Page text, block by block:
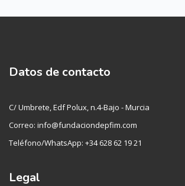
Datos de contacto
C/ Umbrete, Edf Polux, n.4-Bajo - Murcia
Correo: info@fundaciondepfim.com
Teléfono/WhatsApp: +34 628 62 19 21
Legal